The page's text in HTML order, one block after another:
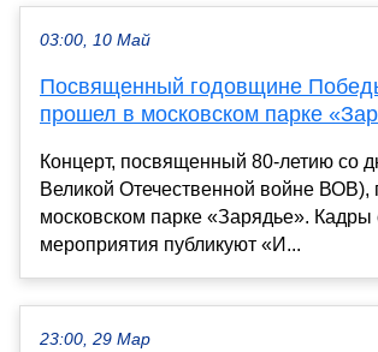
03:00, 10 Май
Посвященный годовщине
прошел в московском парке
Концерт, посвященный 80-летию со
Великой Отечественной войне ВОВ),
московском парке «Зарядье». Кадры
мероприятия публикуют «И...
23:00, 29 Мар